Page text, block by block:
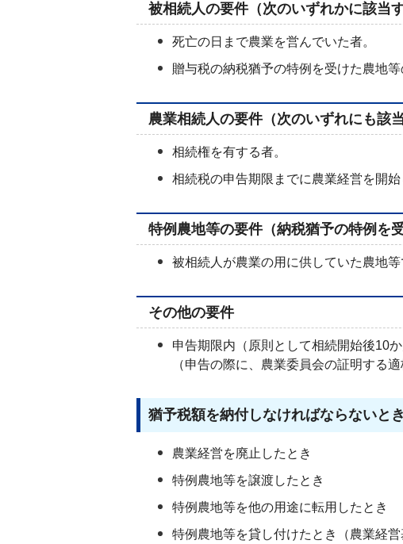
被相続人の要件（次のいずれかに該当
死亡の日まで農業を営んでいた者。
贈与税の納税猶予の特例を受けた農地等
農業相続人の要件（次のいずれにも該
相続権を有する者。
相続税の申告期限までに農業経営を開
特例農地等の要件（納税猶予の特例を
被相続人が農業の用に供していた農地
その他の要件
申告期限内（原則として相続開始後10
（申告の際に、農業委員会の証明する
猶予税額を納付しなければならないとき
農業経営を廃止したとき
特例農地等を譲渡したとき
特例農地等を他の用途に転用したとき
特例農地等を貸し付けたとき（農業経